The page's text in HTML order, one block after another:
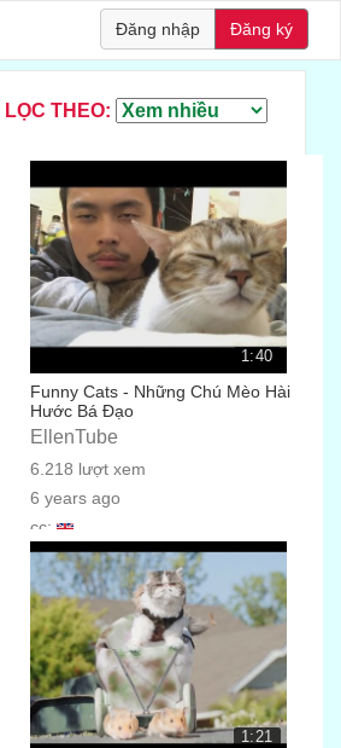
Đăng nhập Đăng ký
LỌC THEO:
1:40
Funny Cats - Những Chú Mèo Hài
Hước Bá Đạo
EllenTube
6.218 lượt xem
6 years ago
cc:
1:21